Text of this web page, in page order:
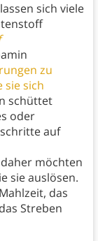
sich viele
zu
sie sich
schüttet
oder
auf
möchten
sie auslösen.
das
Streben